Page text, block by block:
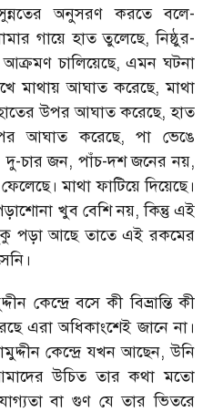
অনুসরণ করতে বলে-
গায়ে হাত তুলেছে, নিষ্ঠুর-
আক্রমণ চালিয়েছে, এমন ঘটনা
মাথায় আঘাত করেছে, মাথা
হাতের উপর আঘাত করেছে, হাত
আঘাত করেছে, পা ভেঙে
চার জন, পাঁচ-দশ জনের নয়,
মাথা ফাটিয়ে দিয়েছে।
খুব বেশি নয়, কিন্তু এই
পড়া আছে তাতে এই রকমের
কেন্দ্রে বসে কী বিভ্রান্তি কী
এরা অধিকাংশেই জানে না।
কেন্দ্রে যখন আছেন, উনি
উচিত তার কথা মতো
বা গুণ যে তার ভিতরে